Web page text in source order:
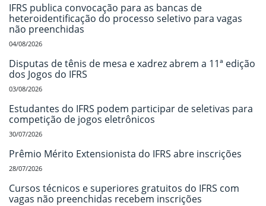
IFRS publica convocação para as bancas de
heteroidentificação do processo seletivo para vagas
não preenchidas
04/08/2026
Disputas de tênis de mesa e xadrez abrem a 11ª edição
dos Jogos do IFRS
03/08/2026
Estudantes do IFRS podem participar de seletivas para
competição de jogos eletrônicos
30/07/2026
Prêmio Mérito Extensionista do IFRS abre inscrições
28/07/2026
Cursos técnicos e superiores gratuitos do IFRS com
vagas não preenchidas recebem inscrições